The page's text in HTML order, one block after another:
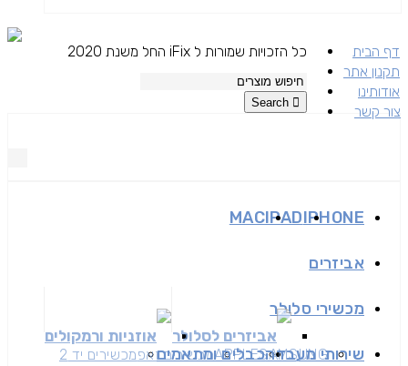
דף הבית
תקנון אתר
אודותינו
צור קשר
כל הזכויות שמורות ל iFix החל משנת 2020
IPHONE
IPAD
MAC
אביזרים
אביזרים לסלולר אוזניות ורמקולים
מכשירי סלולר
SAMSUNG
APPLEמכשירים זאפמכשירים יד 2 שירותי מעבדהכבלים ומתאמים
Search